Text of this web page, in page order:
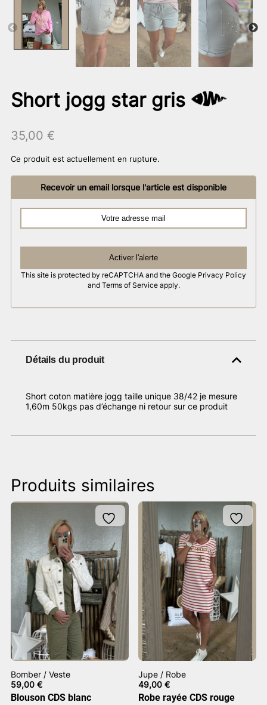
Short jogg star gris
35,00 €
Ce produit est actuellement en rupture.
Recevoir un email lorsque l'article est disponible
Activer l'alerte
This site is protected by reCAPTCHA and the Google Privacy Policy
and Terms of Service apply.
Détails du produit
Short coton matière jogg taille unique 38/42 je mesure
1,60m 50kgs pas d’échange ni retour sur ce produit
Produits similaires
Bomber / Veste
59,00 €
Blouson CDS blanc
Jupe / Robe
49,00€
Robe rayée CDS rouge